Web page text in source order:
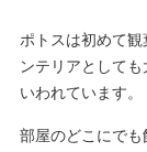
ポトスは初めて
ンテリアとして
いわれています。
部屋のどこにで